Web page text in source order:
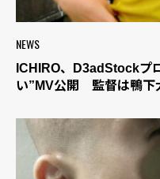
NEWS
ICHIRO、D3adStockプ
い”MV公開 監督は鴨下